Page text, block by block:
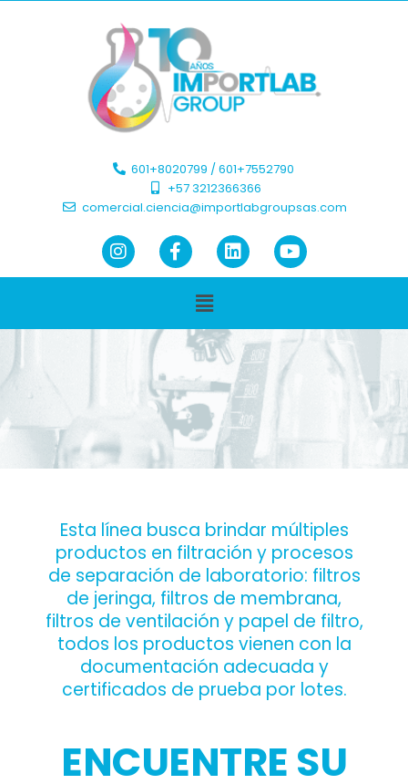
601+8020799 / 601+7552790 ​
+57 3212366366​
comercial.ciencia@importlabgroupsas.com
Esta línea busca brindar múltiples
productos en filtración y procesos
de separación de laboratorio: filtros
de jeringa, filtros de membrana,
filtros de ventilación y papel de filtro,
todos los productos vienen con la
documentación adecuada y
certificados de prueba por lotes.
ENCUENTRE SU